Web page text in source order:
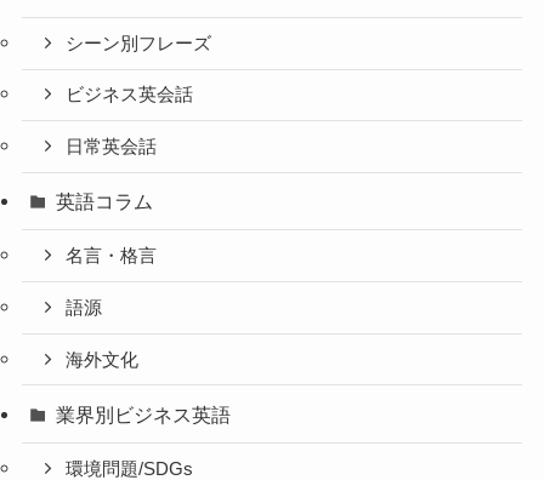
シーン別フレーズ
ビジネス英会話
日常英会話
英語コラム
名言・格言
語源
海外文化
業界別ビジネス英語
環境問題/SDGs